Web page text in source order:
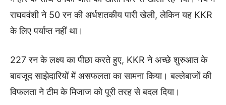
राघववंशी ने 50 रन की अर्धशतकीय पारी खेली, लेकिन यह KKR
के लिए पर्याप्त नहीं था।
227 रन के लक्ष्य का पीछा करते हुए, KKR ने अच्छे शुरुआत के
बावजूद साझेदारियों में असफलता का सामना किया। बल्लेबाजों की
विफलता ने टीम के मिजाज को पूरी तरह से बदल दिया।